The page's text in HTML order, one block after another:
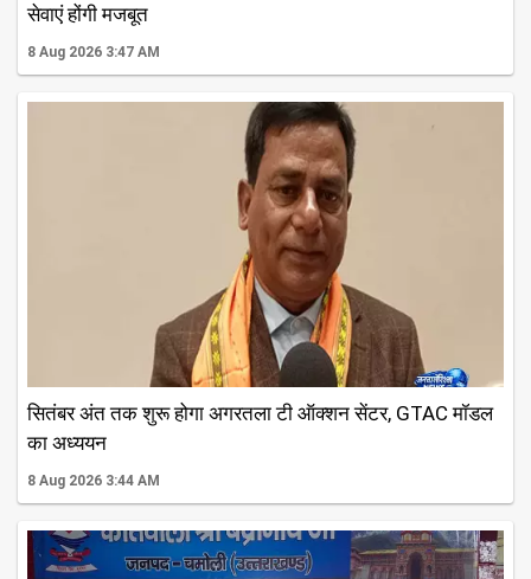
सेवाएं होंगी मजबूत
8 Aug 2026 3:47 AM
सितंबर अंत तक शुरू होगा अगरतला टी ऑक्शन सेंटर, GTAC मॉडल
का अध्ययन
8 Aug 2026 3:44 AM